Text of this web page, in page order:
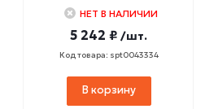
НЕТ В НАЛИЧИИ
5 242 ₽ /шт.
Код товара: spt0043334
В корзину